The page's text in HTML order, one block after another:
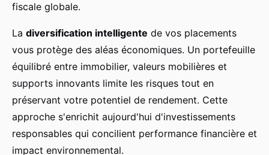
fiscale globale.
La diversification intelligente de vos placements
vous protège des aléas économiques. Un portefeuille
équilibré entre immobilier, valeurs mobilières et
supports innovants limite les risques tout en
préservant votre potentiel de rendement. Cette
approche s'enrichit aujourd'hui d'investissements
responsables qui concilient performance financière et
impact environnemental.